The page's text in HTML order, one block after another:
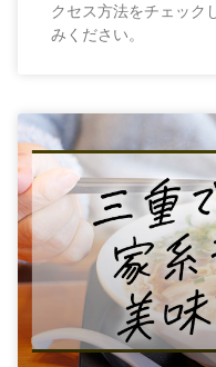
クセス方法をチェック
みください。